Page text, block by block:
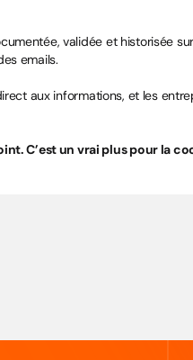
validée et historisée
emails.
aux informations, et les
C’est un vrai plus pour la